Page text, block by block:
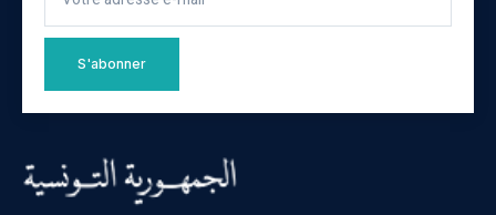
S'abonner